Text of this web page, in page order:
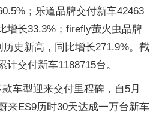
；乐道品牌交付新车42463
增长33.3%；firefly萤火虫品牌
史新高，同比增长271.9%。截
交付新车1188715台。
车型迎来交付里程碑，自5月
来ES9历时30天达成一万台新车